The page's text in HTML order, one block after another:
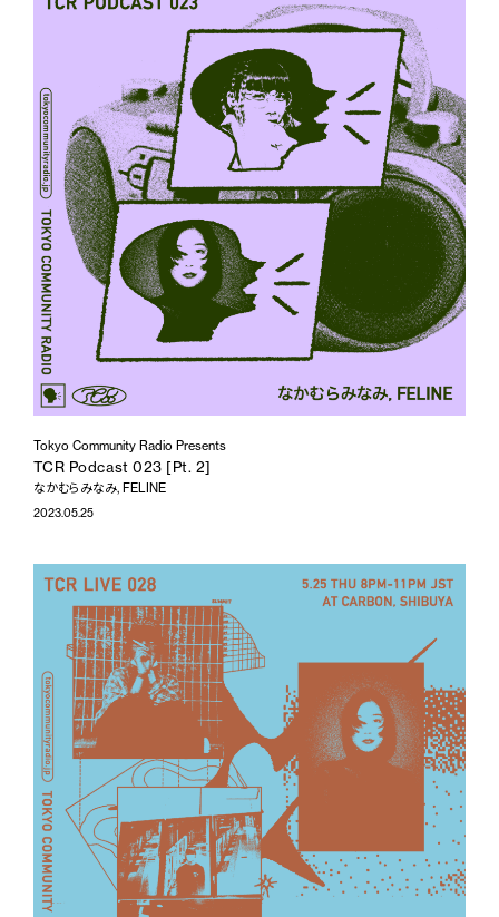
Tokyo Community Radio Presents
TCR Podcast 023 [Pt. 2]
なかむらみなみ, FELINE
2023.05.25